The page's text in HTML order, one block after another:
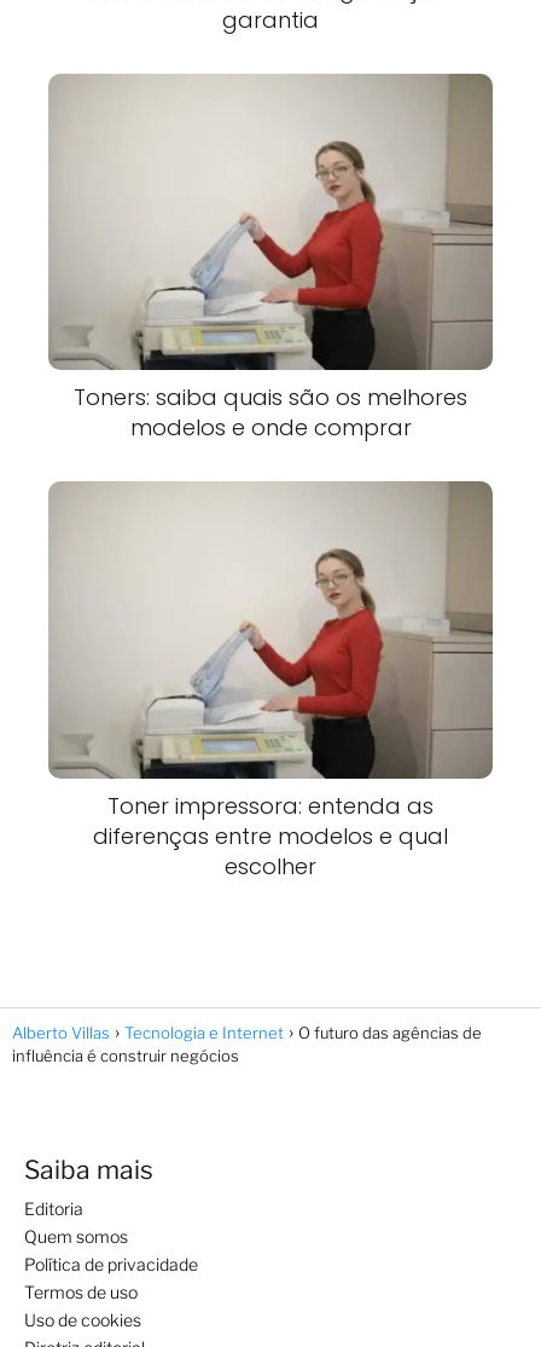
garantia
Toners: saiba quais são os melhores
modelos e onde comprar
Toner impressora: entenda as
diferenças entre modelos e qual
escolher
Alberto Villas Tecnologia e Internet
O futuro das agências de
influência é construir negócios
Saiba mais
Editoria
Quem somos
Política de privacidade
Termos de uso
Uso de cookies